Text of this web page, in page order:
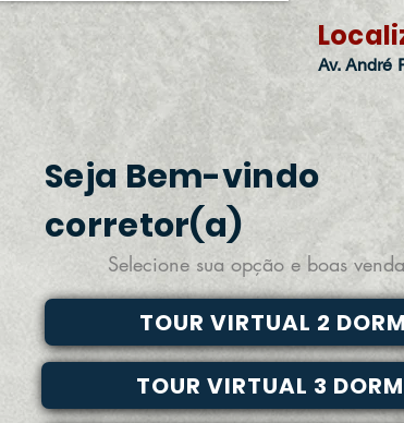
Av. André
Seja Bem-vindo
corretor(a)
Selecione sua opção e boas
TOUR VIRTUAL 2
TOUR VIRTUAL 3